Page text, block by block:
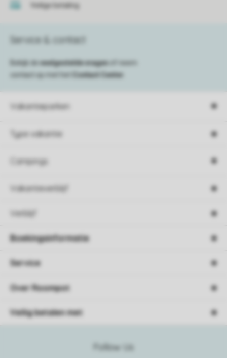
Veilige betaling
Vakantieparken
Type vakantie
Campings
Vakantieverblijf
Verblijf
Service & contact
Bekijk de veelgestelde vragen
of neem
contact op met het
Contact Center
Follow Us
Boekingsinformatie
Service
Over Roompot
Veilig betalen met